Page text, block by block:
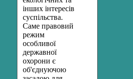
інших інтересів
суспільства.
Саме правовий
режим
особливої
державної
охорони є
об'єднуючою